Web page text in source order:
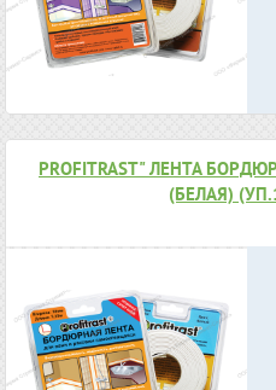
PROFITRAST" ЛЕНТА
(БЕЛАЯ)